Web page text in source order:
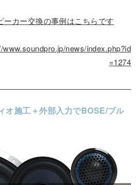
ーカー交換の事例はこちらです
www.soundpro.jp/news/index.php?id
=1274
オ施工＋外部入力でBOSE/ブル